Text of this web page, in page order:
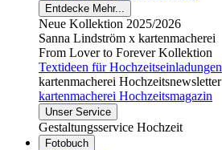
Entdecke Mehr...
Neue Kollektion 2025/2026
Sanna Lindström x kartenmacherei
From Lover to Forever Kollektion
Textideen für Hochzeitseinladungen
kartenmacherei Hochzeitsnewsletter
kartenmacherei Hochzeitsmagazin
Unser Service
Gestaltungsservice Hochzeit
Fotobuch